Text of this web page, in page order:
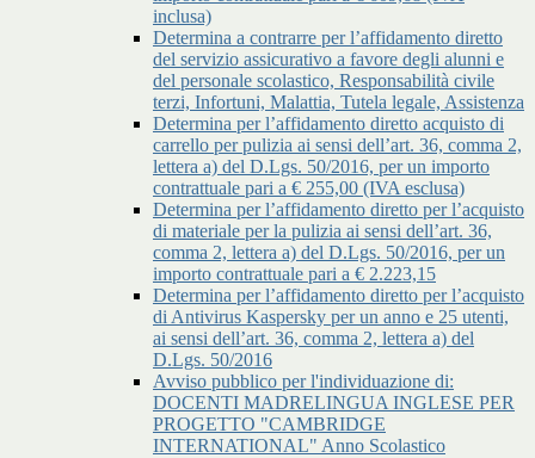
inclusa)
Determina a contrarre per l’affidamento diretto
del servizio assicurativo a favore degli alunni e
del personale scolastico, Responsabilità civile
terzi, Infortuni, Malattia, Tutela legale, Assistenza
Determina per l’affidamento diretto acquisto di
carrello per pulizia ai sensi dell’art. 36, comma 2,
lettera a) del D.Lgs. 50/2016, per un importo
contrattuale pari a € 255,00 (IVA esclusa)
Determina per l’affidamento diretto per l’acquisto
di materiale per la pulizia ai sensi dell’art. 36,
comma 2, lettera a) del D.Lgs. 50/2016, per un
importo contrattuale pari a € 2.223,15
Determina per l’affidamento diretto per l’acquisto
di Antivirus Kaspersky per un anno e 25 utenti,
ai sensi dell’art. 36, comma 2, lettera a) del
D.Lgs. 50/2016
Avviso pubblico per l'individuazione di:
DOCENTI MADRELINGUA INGLESE PER
PROGETTO "CAMBRIDGE
INTERNATIONAL" Anno Scolastico